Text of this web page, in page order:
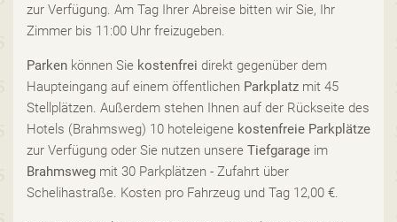
zur Verfügung. Am Tag Ihrer Abreise bitten wir Sie, Ihr
Zimmer bis 11:00 Uhr freizugeben.
Parken können Sie kostenfrei direkt gegenüber dem
Haupteingang auf einem öffentlichen Parkplatz mit 45
Stellplätzen. Außerdem stehen Ihnen auf der Rückseite des
Hotels (Brahmsweg) 10 hoteleigene kostenfreie Parkplätze
zur Verfügung oder Sie nutzen unsere Tiefgarage im
Brahmsweg mit 30 Parkplätzen - Zufahrt über
Schelihastraße. Kosten pro Fahrzeug und Tag 12,00 €.